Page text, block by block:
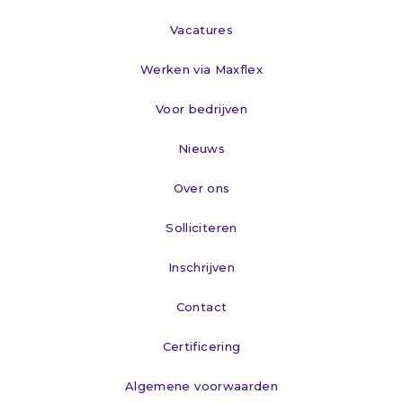
Vacatures
Werken via Maxflex
Voor bedrijven
Nieuws
Over ons
Solliciteren
Inschrijven
Contact
Certificering
Algemene voorwaarden